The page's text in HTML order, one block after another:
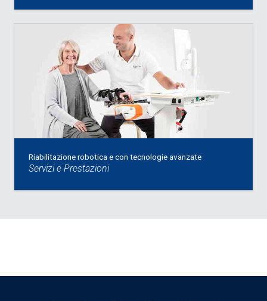
Riabilitazione robotica e con tecnologie avanzate
Servizi e Prestazioni